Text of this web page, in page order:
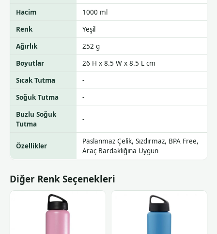
Hacim
1000 ml
Renk
Yeşil
Ağırlık
252 g
Boyutlar
26 H x 8.5 W x 8.5 L cm
Sıcak Tutma
-
Soğuk Tutma
-
Buzlu Soğuk
Tutma
-
Özellikler
Paslanmaz Çelik, Sızdırmaz, BPA Free,
Araç Bardaklığına Uygun
Diğer Renk Seçenekleri